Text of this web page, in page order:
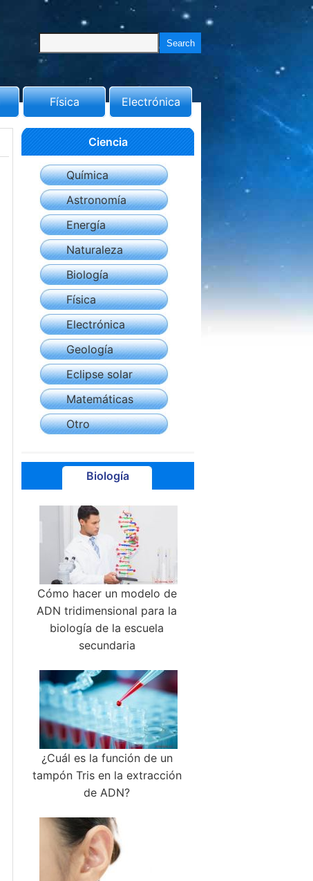
Física Electrónica
Ciencia
Química
Astronomía
Energía
Naturaleza
Biología
Física
Electrónica
Geología
Eclipse solar
Matemáticas
Otro
Biología
Cómo hacer un modelo de
ADN tridimensional para la
biología de la escuela
secundaria
¿Cuál es la función de un
tampón Tris en la extracción
de ADN?